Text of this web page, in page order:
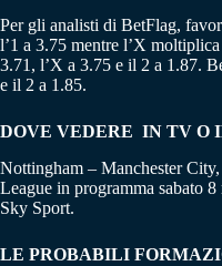
Per gli analisti di BetFlag,
l’1 a 3.75 mentre l’X
3.71, l’X a 3.75 e il 2 a 1.87.
e il 2 a 1.85.
DOVE VEDERE IN TV O
Nottingham – Manchester
League in programma sabato 8
Sky Sport.
LE PROBABILI